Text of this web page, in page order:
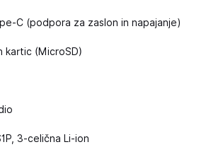
C (podpora za zaslon in napajanje)
kartic (MicroSD)
3-celična Li-ion